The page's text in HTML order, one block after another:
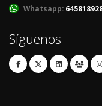
Whatsapp:
Síguenos